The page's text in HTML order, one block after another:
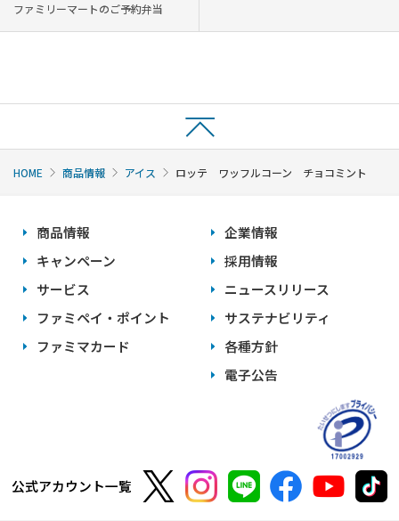
ファミリーマートのご予約弁当
HOME 商品情報 アイス ロッテ ワッフルコーン チョコミント
商品情報
キャンペーン
サービス
ファミペイ・ポイント
ファミマカード
企業情報
採用情報
ニュースリリース
サステナビリティ
各種方針
電子公告
公式アカウント一覧